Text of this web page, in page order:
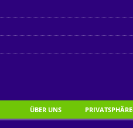
ÜBER UNS